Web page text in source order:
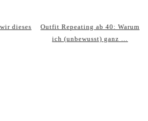
dieses
Outfit Repeating ab 40: Warum
ich (unbewusst) ganz …